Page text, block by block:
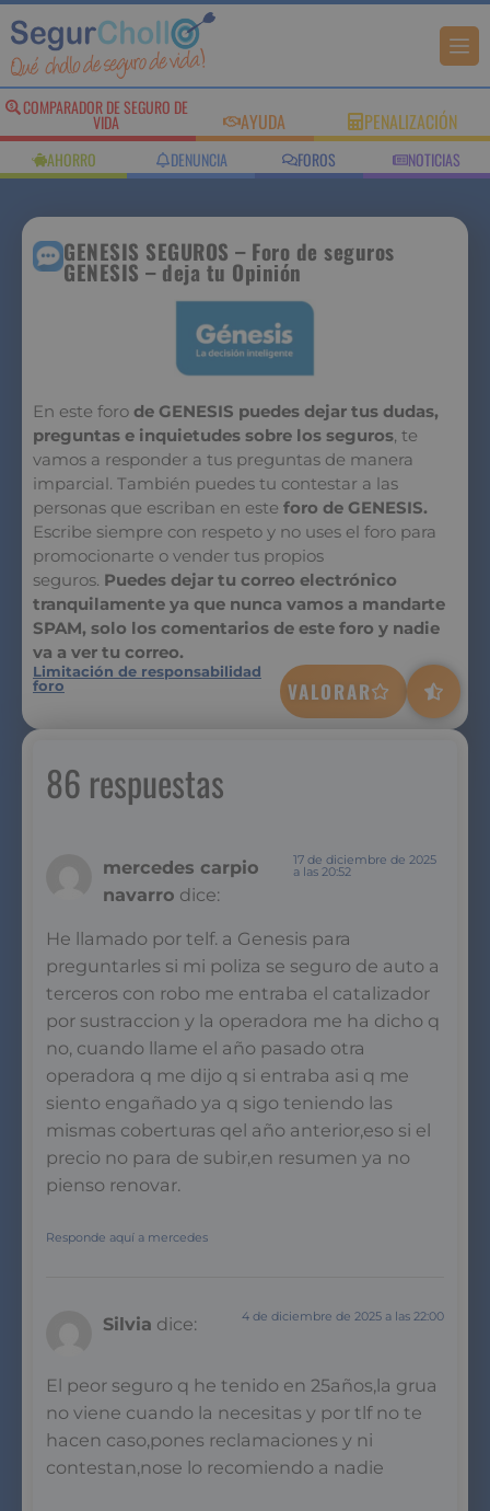
COMPARADOR DE SEGURO DE
VIDA AYUDA PENALIZACIÓN
AHORRO DENUNCIA FOROS NOTICIAS
GENESIS SEGUROS – Foro de seguros
GENESIS – deja tu Opinión
En este foro de GENESIS puedes dejar tus dudas,
preguntas e inquietudes sobre los seguros, te
vamos a responder a tus preguntas de manera
imparcial. También puedes tu contestar a las
personas que escriban en este foro de GENESIS.
Escribe siempre con respeto y no uses el foro para
promocionarte o vender tus propios
seguros. Puedes dejar tu correo electrónico
tranquilamente ya que nunca vamos a mandarte
SPAM, solo los comentarios de este foro y nadie
va a ver tu correo.
VALORAR
Limitación de responsabilidad
foro
86 respuestas
mercedes carpio
navarro dice:
17 de diciembre de 2025
a las 20:52
He llamado por telf. a Genesis para
preguntarles si mi poliza se seguro de auto a
terceros con robo me entraba el catalizador
por sustraccion y la operadora me ha dicho q
no, cuando llame el año pasado otra
operadora q me dijo q si entraba asi q me
siento engañado ya q sigo teniendo las
mismas coberturas qel año anterior,eso si el
precio no para de subir,en resumen ya no
pienso renovar.
Responde aquí a mercedes
Silvia dice: 4 de diciembre de 2025 a las 22:00
El peor seguro q he tenido en 25años,la grua
no viene cuando la necesitas y por tlf no te
hacen caso,pones reclamaciones y ni
contestan,nose lo recomiendo a nadie